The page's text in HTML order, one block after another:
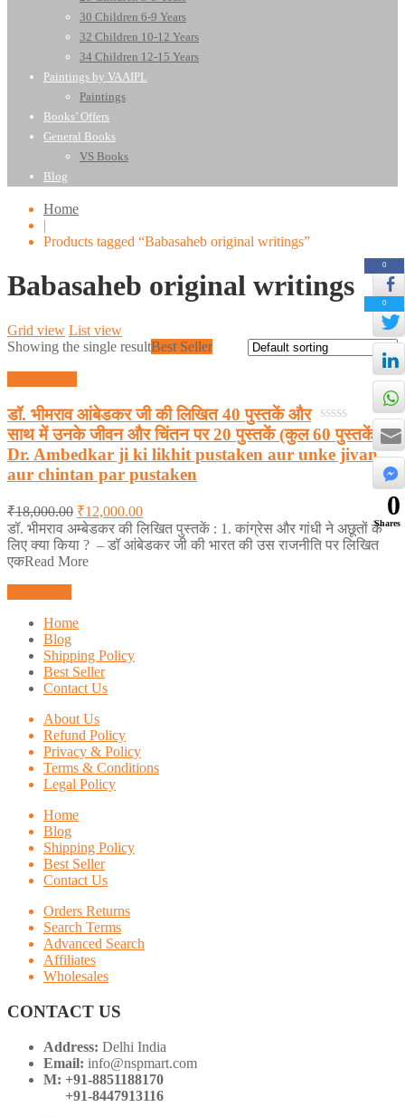
30 Children 6-9 Years
32 Children 10-12 Years
34 Children 12-15 Years
Paintings by VAAIPL
Paintings
Books’ Offers
General Books
VS Books
Blog
Home
|
Products tagged “Babasaheb original writings”
Babasaheb original writings
Grid view List view
Showing the single resultBest Seller
0
out
of
डॉ. भीमराव आंबेडकर जी की लिखित 40 पुस्तकें और
साथ में उनके जीवन और चिंतन पर 20 पुस्तकें (कुल 60 पुस्तकें)
Dr. Ambedkar ji ki likhit pustaken aur unke jivan
aur chintan par pustaken
₹18,000.00 ₹12,000.00
डॉ. भीमराव अम्बेडकर की लिखित पुस्तकें : 1. कांग्रेस और गांधी ने अछूतों के
लिए क्या किया ? – डॉ आंबेडकर जी की भारत की उस राजनीति पर लिखित
एकRead More
Home
Blog
Shipping Policy
Best Seller
Contact Us
About Us
Refund Policy
Privacy & Policy
Terms & Conditions
Legal Policy
Home
Blog
Shipping Policy
Best Seller
Contact Us
Orders Returns
Search Terms
Advanced Search
Affiliates
Wholesales
CONTACT US
Address: Delhi India
Email: info@nspmart.com
M: +91-8851188170
+91-8447913116
0
0
0
Shares